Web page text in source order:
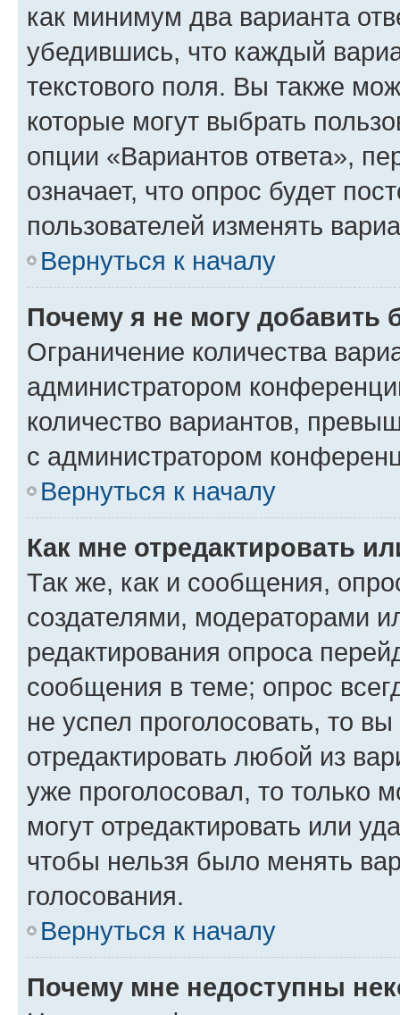
как минимум два варианта
убедившись, что каждый
текстового поля. Вы также
которые могут выбрать
опции «Вариантов ответа»,
означает, что опрос будет
пользователей изменять
Вернуться к началу
Почему я не могу добавить
Ограничение количества
администратором
количество вариантов,
с администратором
Вернуться к началу
Как мне отредактировать
Так же, как и сообщения,
создателями, модераторами
редактирования опроса
сообщения в теме; опрос
не успел проголосовать, то
отредактировать любой из
уже проголосовал, то только
могут отредактировать или
чтобы нельзя было менять
голосования.
Вернуться к началу
Почему мне недоступны